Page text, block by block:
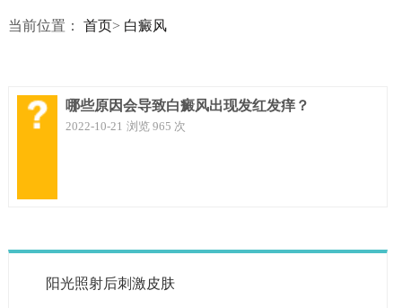
当前位置： 首页> 白癜风
哪些原因会导致白癜风出现发红发痒？
2022-10-21 浏览 965 次
阳光照射后刺激皮肤